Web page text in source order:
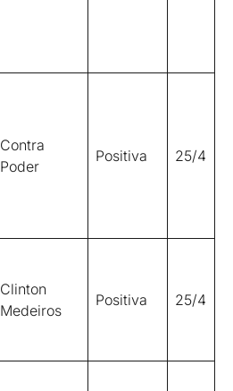
Contra
Poder
Positiva 25/4
Clinton
Medeiros
Positiva 25/4